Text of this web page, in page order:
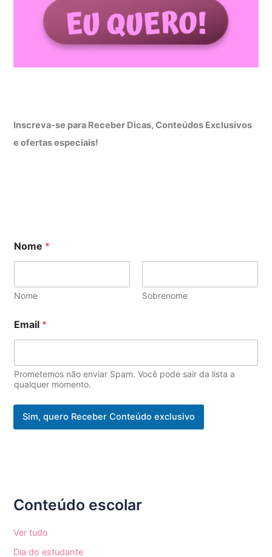
Inscreva-se para Receber Dicas, Conteúdos Exclusivos
e ofertas especiais!
Nome *
Nome Sobrenome
m
a
*
*
Email *
Prometemos não enviar Spam. Você pode sair da lista a
qualquer momento.
Sim, quero Receber Conteúdo exclusivo
Conteúdo escolar
Ver tudo
Dia do estudante